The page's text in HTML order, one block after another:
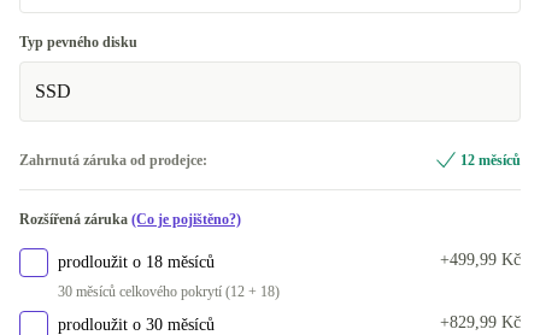
Windows 11 Home
Windows 11 Professional
Typ pevného disku
SSD
Zahrnutá záruka od prodejce: 12 měsíců
Rozšířená záruka (Co je pojištěno?)
prodloužit o 18 měsíců
30 měsíců celkového pokrytí (12 + 18)
+499,99 Kč
prodloužit o 30 měsíců +829,99 Kč